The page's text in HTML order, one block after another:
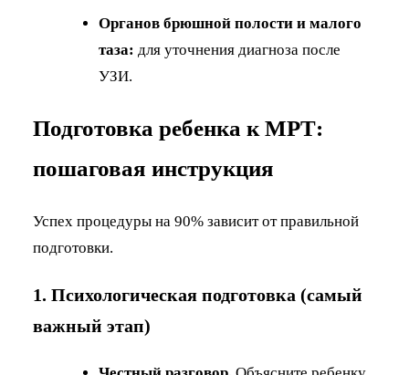
Органов брюшной полости и малого
таза: для уточнения диагноза после
УЗИ.
Подготовка ребенка к МРТ:
пошаговая инструкция
Успех процедуры на 90% зависит от правильной
подготовки.
1. Психологическая подготовка (самый
важный этап)